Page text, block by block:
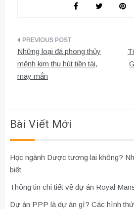
Điều
hướng
bài
Những loại đá phong thủy
mệnh kim thu hút tiền tài,
may mắn
Bài Viết Mới
Học ngành Dược tương lai không?
biết
Thông tin chi tiết về dự án Royal
Dự án PPP là dự án gì? Các hình